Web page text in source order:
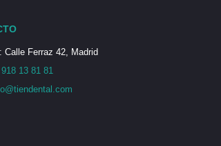
Calle Ferraz 42, Madrid
918 13 81 81